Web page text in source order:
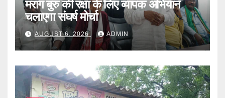
मरांग बुरु की रक्षा के लिए व्यापक अभियान
चलाएगा संघर्ष मोर्चा
AUGUST 6, 2026 ADMIN